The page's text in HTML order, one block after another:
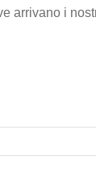
arrivano i